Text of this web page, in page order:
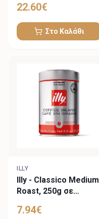
22.60€
Στο Καλάθι
ILLY
Illy - Classico Medium
Roast, 250g σε
7.94€